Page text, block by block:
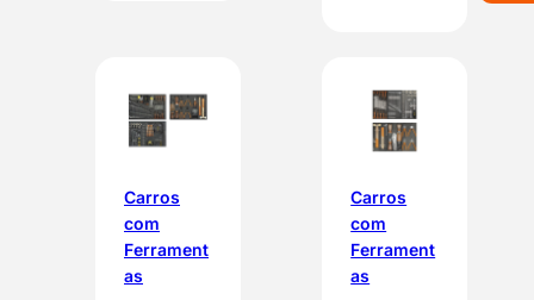
Carros
com
Ferrament
as
Carros
com
Ferrament
as